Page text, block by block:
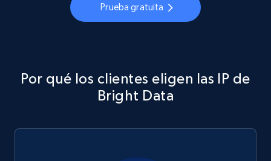
Prueba gratuita
Por qué los clientes eligen las IP de
Bright Data